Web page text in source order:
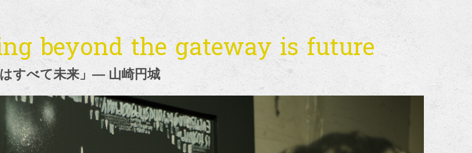
beyond the gateway is future
すべて未来」― 山崎円城